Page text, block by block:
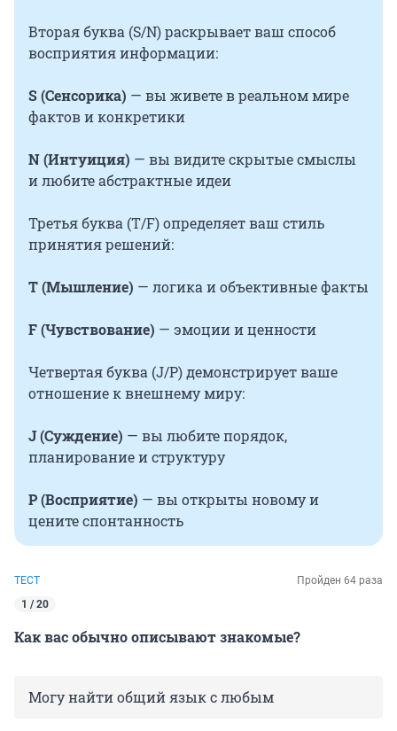
Вторая буква (S/N) раскрывает ваш способ
восприятия информации:
S (Сенсорика) — вы живете в реальном мире
фактов и конкретики
N (Интуиция) — вы видите скрытые смыслы
и любите абстрактные идеи
Третья буква (T/F) определяет ваш стиль
принятия решений:
T (Мышление) — логика и объективные факты
F (Чувствование) — эмоции и ценности
Четвертая буква (J/P) демонстрирует ваше
отношение к внешнему миру:
J (Суждение) — вы любите порядок,
планирование и структуру
P (Восприятие) — вы открыты новому и
цените спонтанность
ТЕСТ
Пройден 64 раза
1 / 20
Как вас обычно описывают знакомые?
Могу найти общий язык с любым